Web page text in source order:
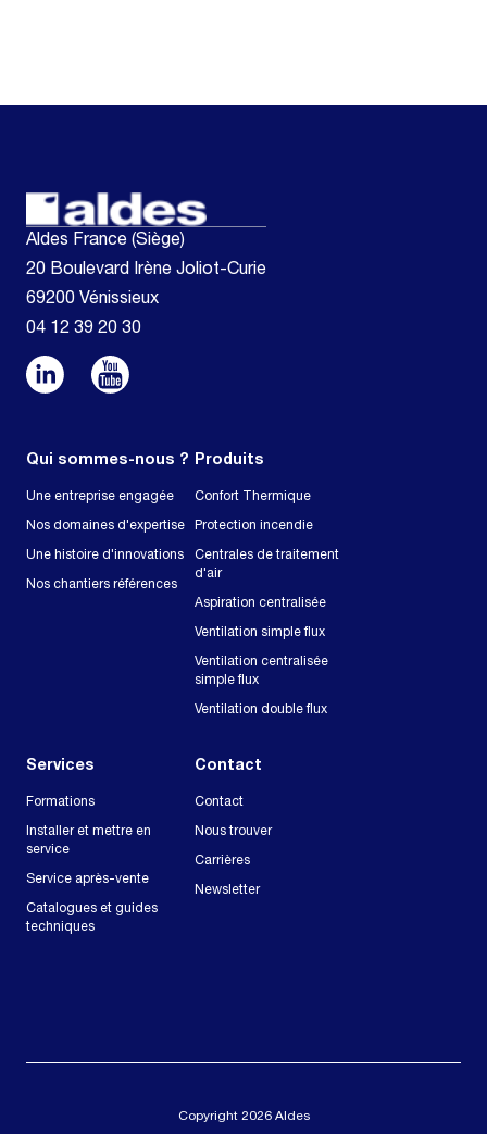
Aldes France (Siège)
20 Boulevard Irène Joliot-Curie
69200 Vénissieux
04 12 39 20 30
Qui sommes-nous ?
Une entreprise engagée
Nos domaines d'expertise
Une histoire d'innovations
Nos chantiers références
Produits
Confort Thermique
Protection incendie
Centrales de traitement
d'air
Aspiration centralisée
Ventilation simple flux
Ventilation centralisée
simple flux
Ventilation double flux
Services
Formations
Installer et mettre en
service
Service après-vente
Catalogues et guides
techniques
Contact
Contact
Nous trouver
Carrières
Newsletter
Copyright 2026 Aldes